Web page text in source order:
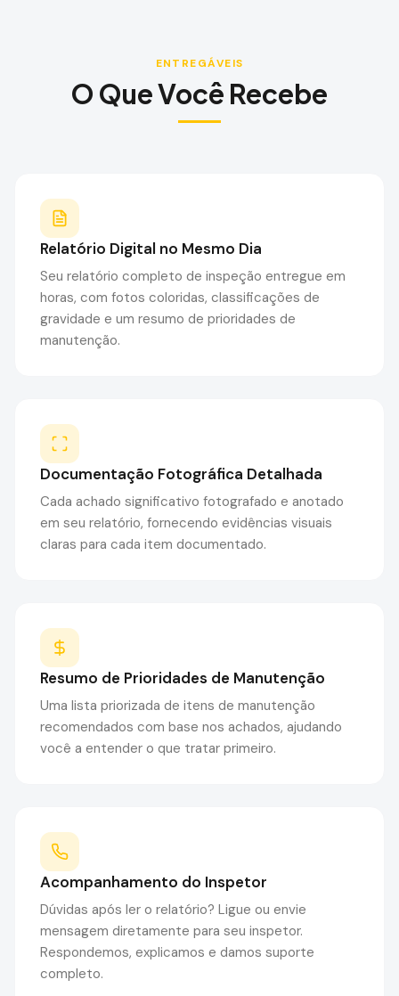
ENTREGÁVEIS
O Que Você Recebe
Relatório Digital no Mesmo Dia
Seu relatório completo de inspeção entregue em
horas, com fotos coloridas, classificações de
gravidade e um resumo de prioridades de
manutenção.
Documentação Fotográfica Detalhada
Cada achado significativo fotografado e anotado
em seu relatório, fornecendo evidências visuais
claras para cada item documentado.
Resumo de Prioridades de Manutenção
Uma lista priorizada de itens de manutenção
recomendados com base nos achados, ajudando
você a entender o que tratar primeiro.
Acompanhamento do Inspetor
Dúvidas após ler o relatório? Ligue ou envie
mensagem diretamente para seu inspetor.
Respondemos, explicamos e damos suporte
completo.